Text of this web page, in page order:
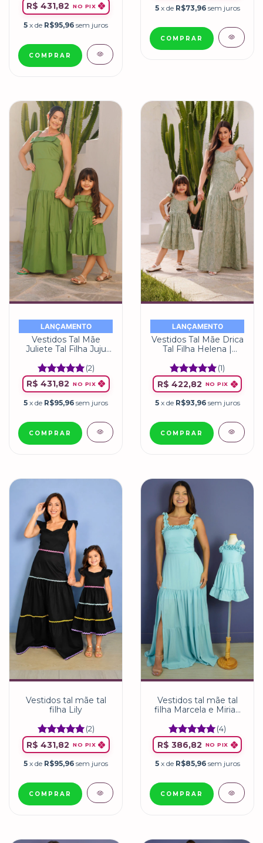
R$ 431,82 NO PIX
5 x de R$95,96 sem juros
COMPRAR
5 x de R$73,96 sem juros
COMPRAR
LANÇAMENTO
Vestidos Tal Mãe
Juliete Tal Filha Juju
(2)
R$ 431,82 NO PIX
5 x de R$95,96 sem juros
COMPRAR
LANÇAMENTO
Vestidos Tal Mãe Drica
Tal Filha Helena |
(1)
R$ 422,82 NO PIX
5 x de R$93,96 sem juros
COMPRAR
Vestidos tal mãe tal
filha Lily
(2)
R$ 431,82 NO PIX
5 x de R$95,96 sem juros
COMPRAR
Vestidos tal mãe tal
filha Marcela e Mirian
(4)
R$ 386,82 NO PIX
5 x de R$85,96 sem juros
COMPRAR